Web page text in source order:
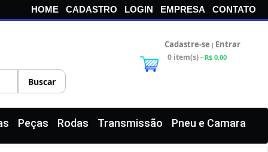
HOME CADASTRO LOGIN EMPRESA CONTATO
Cadastre-se | Entrar
0 item(s) - R$ 0,00
Peças Rodas Transmissão Pneu e Camara